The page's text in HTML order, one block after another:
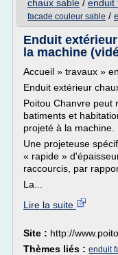
chaux sable / enduit
facade couleur sable /
Enduit
la machine
Accueil » travaux »
Enduit extérieur
Poitou Chanvre peut
batiments et
projeté à la machine.
Une projeteuse
« rapide »
raccourcis, par
La...
Lire la suite
Site : http://
Thèmes liés : enduit